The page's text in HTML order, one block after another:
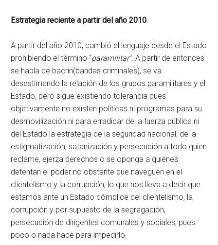
Estrategia reciente a partir del año 2010
A partir del año 2010, cambió el lenguaje desde el Estado
prohibiendo el término “paramilitar”. A partir de entonces
se habla de bacrin(bandas criminales), se va
desestimando la relación de los grupos paramilitares y el
Estado, pero sigue existiendo tolerancia pues
objetivamente no existen políticas ni programas para su
desmovilización ni para erradicar de la fuerza pública ni
del Estado la estrategia de la seguridad nacional, de la
estigmatización, satanización y persecución a todo quien
reclame, ejerza derechos o se oponga a quienes
detentan el poder no obstante que naveguen en el
clientelismo y la corrupción, lo que nos lleva a decir que
estamos ante un Estado cómplice del clientelismo, la
corrupción y por supuesto de la segregación,
persecución de dirigentes comunales y sociales, pues
poco o nada hace para impedirlo.